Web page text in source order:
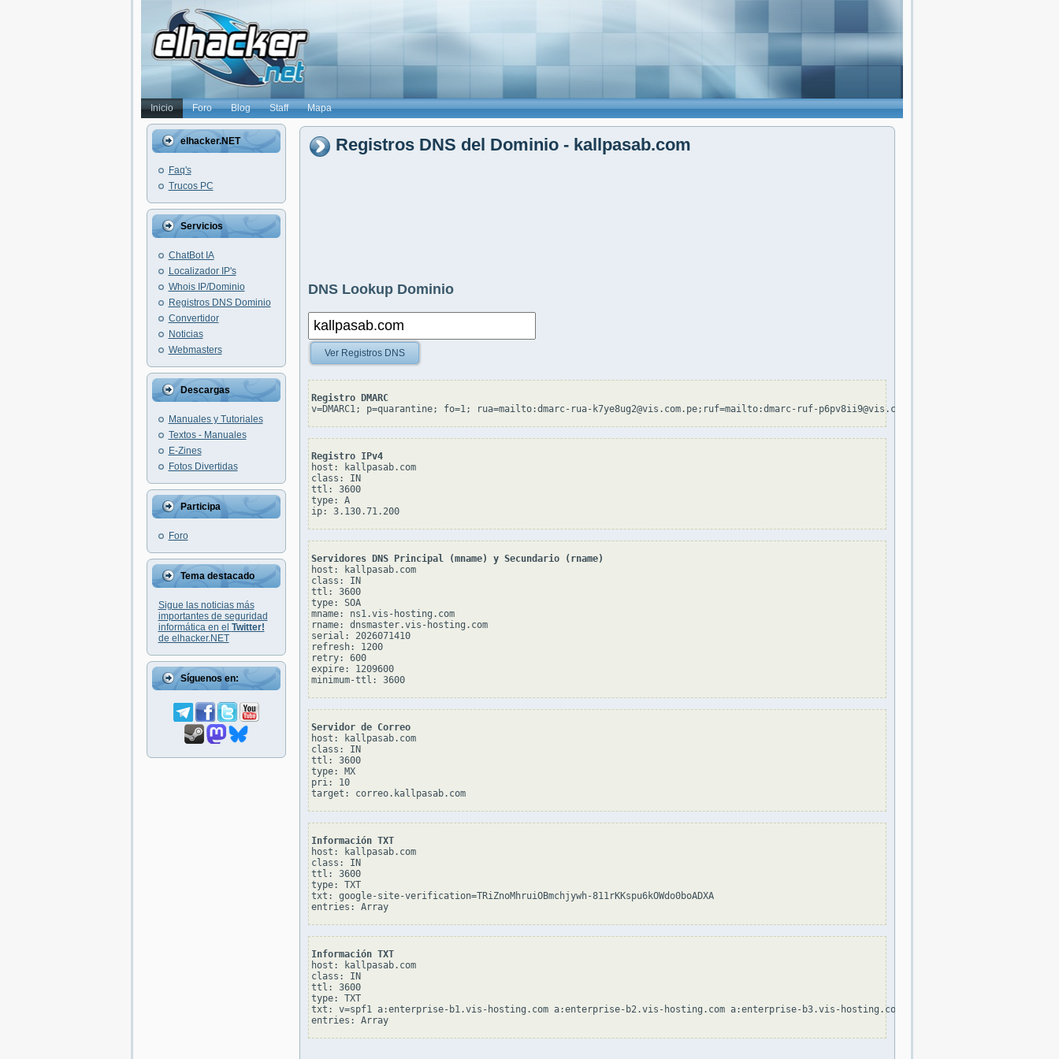
Inicio Foro Blog Staff Mapa
elhacker.NET
Faq's
Trucos PC
Servicios
ChatBot IA
Localizador IP's
Whois IP/Dominio
Registros DNS Dominio
Convertidor
Noticias
Webmasters
Descargas
Manuales y Tutoriales
Textos - Manuales
E-Zines
Fotos Divertidas
Participa
Foro
Tema destacado
Sigue las noticias más
importantes de seguridad
informática en el Twitter!
de elhacker.NET
Síguenos en:
Registros DNS del Dominio - kallpasab.com
DNS Lookup Dominio
Ver Registros DNS
Registro DMARC
v=DMARC1; p=quarantine; fo=1; rua=mailto:dmarc-rua-k7ye8ug2@vis.com.pe;ruf=mailto:dmarc-ruf-p6pv8ii9@vis.com.pe
Registro IPv4
host: kallpasab.com
class: IN
ttl: 3600
type: A
ip: 3.130.71.200
Servidores DNS Principal (mname) y Secundario (rname)
host: kallpasab.com
class: IN
ttl: 3600
type: SOA
mname: ns1.vis-hosting.com
rname: dnsmaster.vis-hosting.com
serial: 2026071410
refresh: 1200
retry: 600
expire: 1209600
minimum-ttl: 3600
Servidor de Correo
host: kallpasab.com
class: IN
ttl: 3600
type: MX
pri: 10
target: correo.kallpasab.com
Información TXT
host: kallpasab.com
class: IN
ttl: 3600
type: TXT
txt: google-site-verification=TRiZnoMhruiOBmchjywh-811rKKspu6kOWdo0boADXA
entries: Array
Información TXT
host: kallpasab.com
class: IN
ttl: 3600
type: TXT
txt: v=spf1 a:enterprise-b1.vis-hosting.com a:enterprise-b2.vis-hosting.com a:enterprise-b3.vis-hosting.com mx include:vis.com.pe ~all
entries: Array